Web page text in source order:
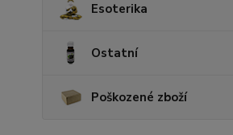
Esoterika
Ostatní
Poškozené zboží